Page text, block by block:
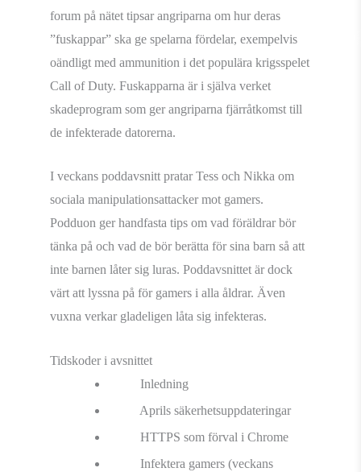
forum på nätet tipsar angriparna om hur deras
”fuskappar” ska ge spelarna fördelar, exempelvis
oändligt med ammunition i det populära krigsspelet
Call of Duty. Fuskapparna är i själva verket
skadeprogram som ger angriparna fjärråtkomst till
de infekterade datorerna.
I veckans poddavsnitt pratar Tess och Nikka om
sociala manipulationsattacker mot gamers.
Podduon ger handfasta tips om vad föräldrar bör
tänka på och vad de bör berätta för sina barn så att
inte barnen låter sig luras. Poddavsnittet är dock
värt att lyssna på för gamers i alla åldrar. Även
vuxna verkar gladeligen låta sig infekteras.
Tidskoder i avsnittet
Inledning
Aprils säkerhetsuppdateringar
HTTPS som förval i Chrome
Infektera gamers (veckans